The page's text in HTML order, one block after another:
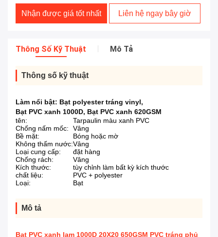
Nhận được giá tốt nhất Liên hệ ngay bây giờ
Thông Số Kỹ Thuật Mô Tả
Thông số kỹ thuật
Làm nổi bật: Bạt polyester tráng vinyl,
Bạt PVC xanh 1000D, Bạt PVC xanh 620GSM
tên:
Tarpaulin màu xanh PVC
Chống nấm mốc:
Vâng
Bề mặt:
Bóng hoặc mờ
Không thấm nước:Vâng
Loại cung cấp:
đặt hàng
Chống rách:
Vâng
Kích thước:
tùy chỉnh làm bất kỳ kích thước
chất liệu:
PVC + polyester
Loại:
Bạt
Mô tả
Bạt PVC xanh lam 1000D 20X20 650GSM PVC tráng phủ